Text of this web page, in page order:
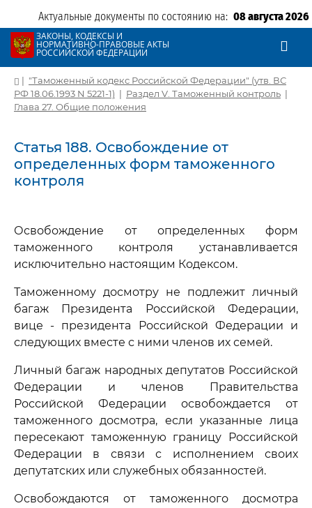
Актуальные документы по состоянию на: 08 августа 2026
ЗАКОНЫ, КОДЕКСЫ И
НОРМАТИВНО-ПРАВОВЫЕ АКТЫ
РОССИЙСКОЙ ФЕДЕРАЦИИ
| "Таможенный кодекс Российской Федерации" (утв. ВС
РФ 18.06.1993 N 5221-1) | Раздел V. Таможенный контроль |
Глава 27. Общие положения
Статья 188. Освобождение от
определенных форм таможенного
контроля
Освобождение от определенных форм
таможенного контроля устанавливается
исключительно настоящим Кодексом.
Таможенному досмотру не подлежит личный
багаж Президента Российской Федерации,
вице - президента Российской Федерации и
следующих вместе с ними членов их семей.
Личный багаж народных депутатов Российской
Федерации и членов Правительства
Российской Федерации освобождается от
таможенного досмотра, если указанные лица
пересекают таможенную границу Российской
Федерации в связи с исполнением своих
депутатских или служебных обязанностей.
Освобождаются от таможенного досмотра